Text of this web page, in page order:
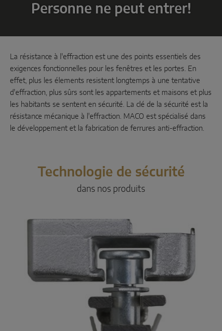
Composants système
PORTES
Instinct by MACO
MACO Protect M-TS
À cylindre
SOLUTIONS DE CAPTEURS INTELLIGENTS
MACO Tronic
SOLUTIONS DE SERVICE
Personne ne peut entrer!
La résistance à l'effraction est une des points essentiels des
exigences fonctionnelles pour les fenêtres et les portes. En
effet, plus les élements resistent longtemps à une tentative
d'effraction, plus sûrs sont les appartements et maisons et plus
les habitants se sentent en sécurité. La clé de la sécurité est la
résistance mécanique à l'effraction. MACO est spécialisé dans
le développement et la fabrication de ferrures anti-effraction.
Technologie de sécurité
dans nos produits